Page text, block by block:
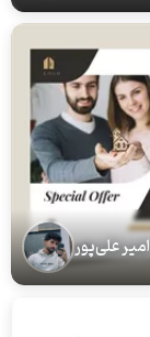
امیر علی‌پور